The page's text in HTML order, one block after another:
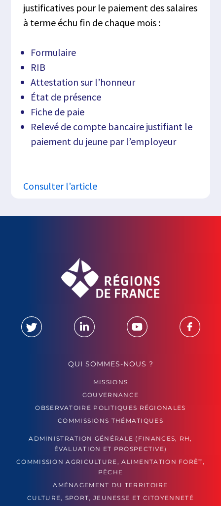
justificatives pour le paiement des salaires
à terme échu fin de chaque mois :
Formulaire
RIB
Attestation sur l’honneur
État de présence
Fiche de paie
Relevé de compte bancaire justifiant le
paiement du jeune par l’employeur
Consulter l’article
QUI SOMMES-NOUS ?
MISSIONS
GOUVERNANCE
OBSERVATOIRE POLITIQUES RÉGIONALES
COMMISSIONS THÉMATIQUES
ADMINISTRATION GÉNÉRALE (FINANCES, RH,
ÉVALUATION ET PROSPECTIVE)
COMMISSION AGRICULTURE, ALIMENTATION FORÊT,
PÊCHE
AMÉNAGEMENT DU TERRITOIRE
CULTURE, SPORT, JEUNESSE ET CITOYENNETÉ